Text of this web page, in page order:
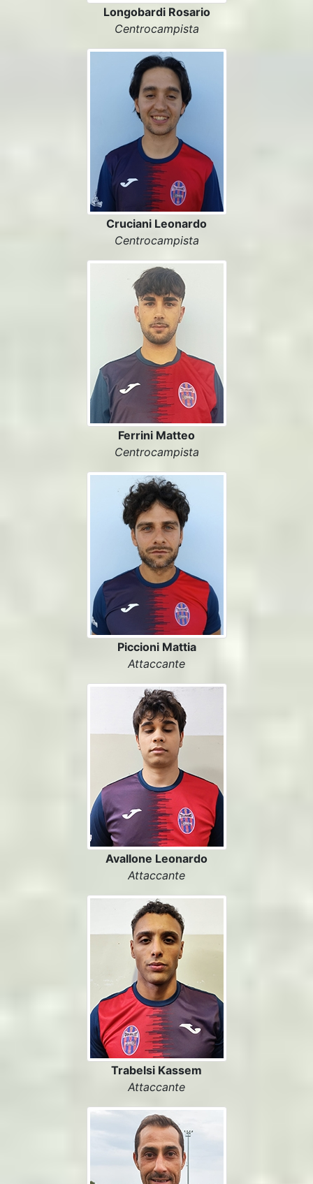
Longobardi Rosario
Centrocampista
Cruciani Leonardo
Centrocampista
Ferrini Matteo
Centrocampista
Piccioni Mattia
Attaccante
Avallone Leonardo
Attaccante
Trabelsi Kassem
Attaccante